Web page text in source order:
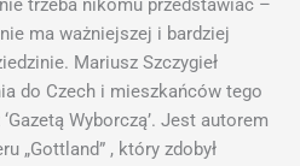
trzeba nikomu przedstawiać –
ma ważniejszej i bardziej
Mariusz Szczygieł
do Czech i mieszkańców tego
Wyborczą’. Jest autorem
„Gottland” , który zdobył